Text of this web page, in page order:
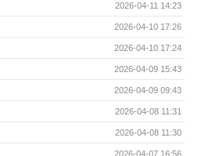
2026-04-11 14:23
2026-04-10 17:26
2026-04-10 17:24
2026-04-09 15:43
2026-04-09 09:43
2026-04-08 11:31
2026-04-08 11:30
2026-04-07 16:56